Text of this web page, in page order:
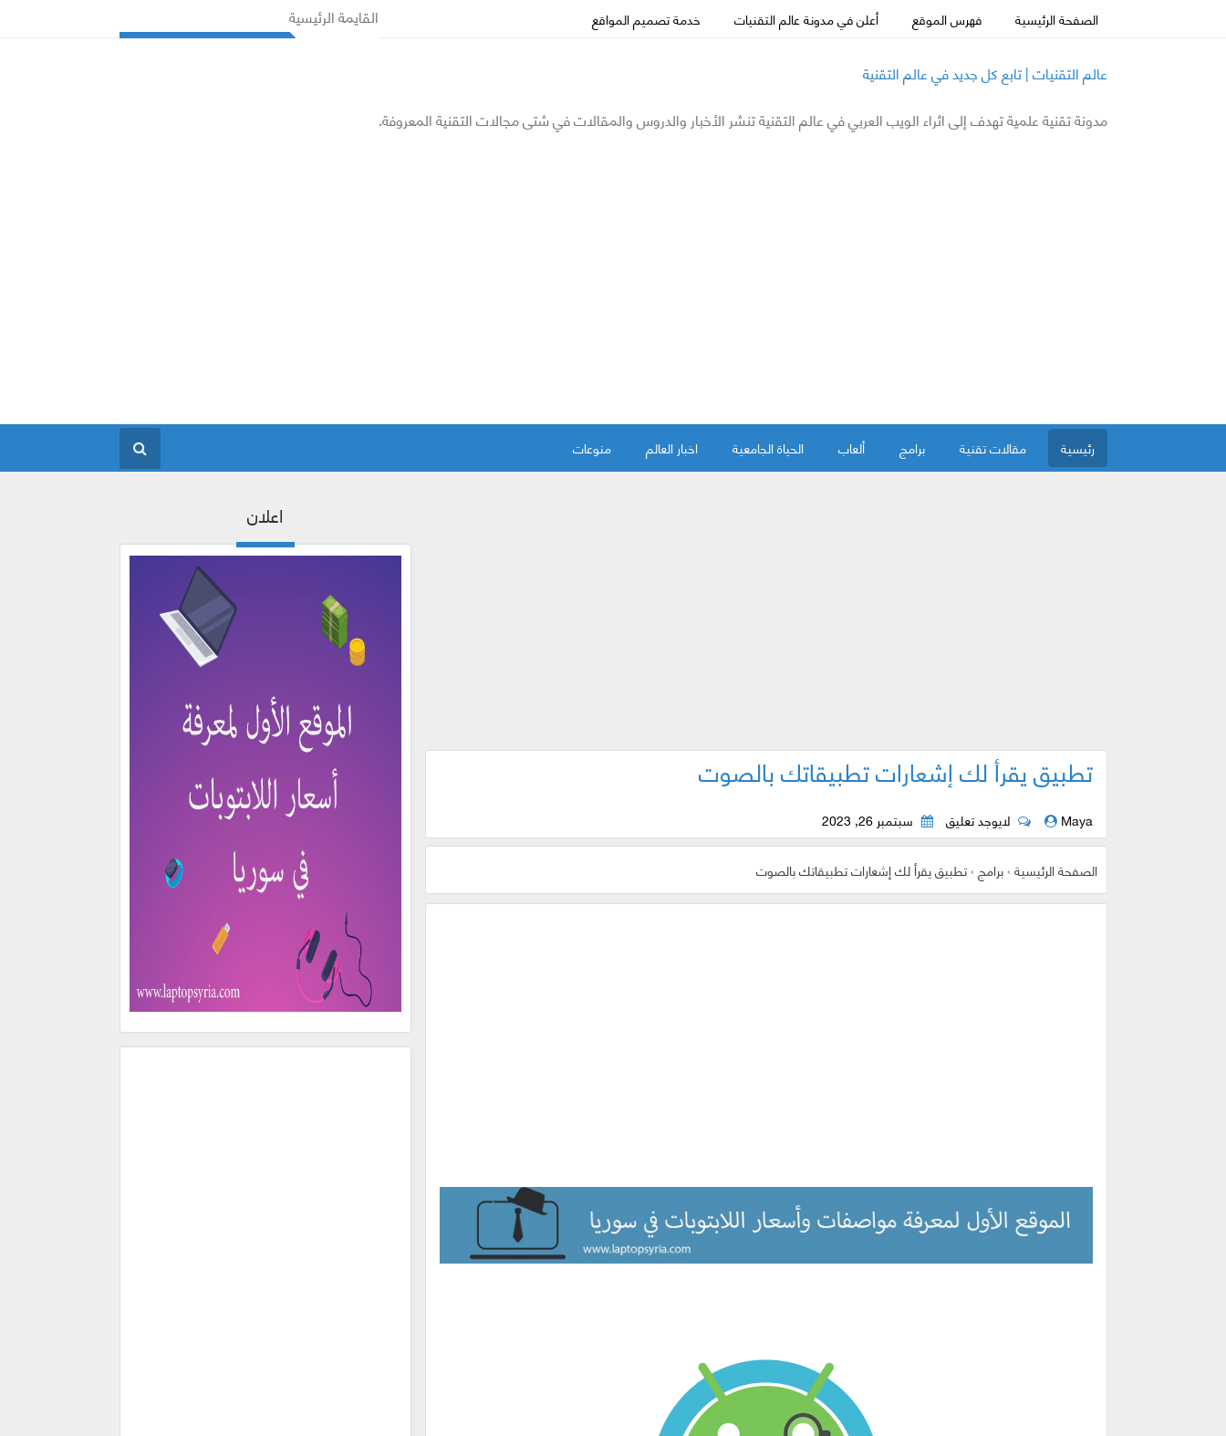
الصفحة الرئيسية فهرس الموقع أعلن في مدونة عالم التقنيات خدمة تصميم المواقع
القايمة الرئيسية
عالم التقنيات | تابع كل جديد في عالم التقنية
مدونة تقنية علمية تهدف إلى اثراء الويب العربي في عالم التقنية تنشر الأخبار والدروس والمقالات في شتى مجالات التقنية المعروفة.
رئيسية مقالات تقنية برامج ألعاب الحياة الجامعية اخبار العالم منوعات
تطبيق يقرأ لك إشعارات تطبيقاتك بالصوت
Maya لايوجد تعليق سبتمبر 26, 2023
الصفحة الرئيسية›برامج›تطبيق يقرأ لك إشعارات تطبيقاتك بالصوت
اعلان